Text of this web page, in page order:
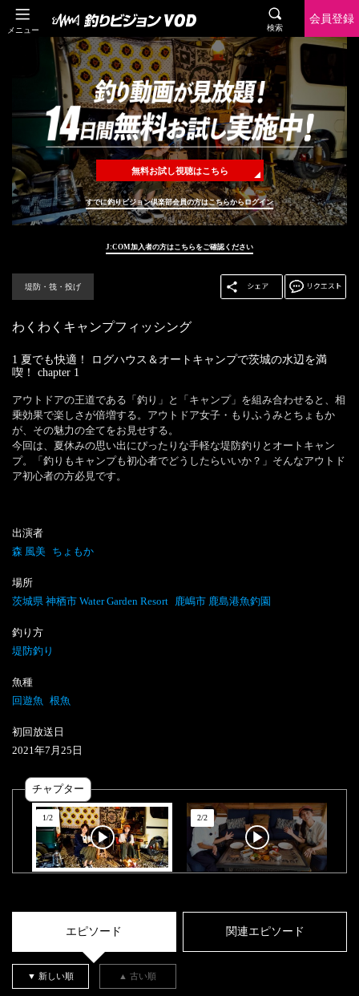
メニュー 検索
会員登録
無料お試し視聴はこちら
すでに釣りビジョン倶楽部会員の方はこちらからログイン
J:COM加入者の方はこちらをご確認ください
堤防・筏・投げ
わくわくキャンプフィッシング
1 夏でも快適！ ログハウス＆オートキャンプで茨城の水辺を満
喫！
chapter 1
アウトドアの王道である「釣り」と「キャンプ」を組み合わせると、相
乗効果で楽しさが倍増する。アウトドア女子・もりふうみとちょもか
が、その魅力の全てをお見せする。
今回は、夏休みの思い出にぴったりな手軽な堤防釣りとオートキャン
プ。「釣りもキャンプも初心者でどうしたらいいか？」そんなアウトド
ア初心者の方必見です。
出演者
森 風美 ちょもか
場所
茨城県 神栖市 Water Garden Resort 鹿嶋市 鹿島港魚釣園
釣り方
堤防釣り
魚種
回遊魚 根魚
初回放送日
2021年7 月 25 日
チャプター
1/2 2/2
エピソード 関連エピソード
▼ 新しい順 ▲ 古い順